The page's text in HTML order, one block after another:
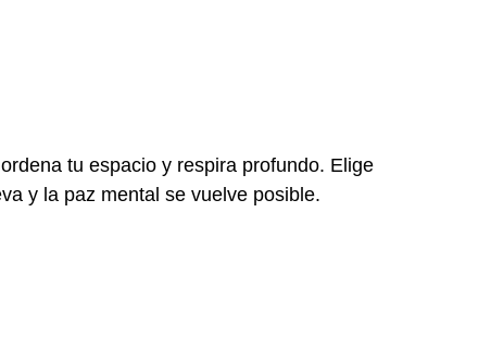
tu espacio y respira profundo. Elige
y la paz mental se vuelve posible.